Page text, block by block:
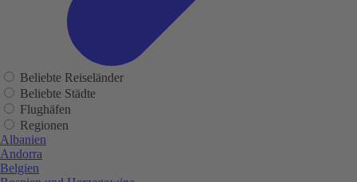
Beliebte Reiseländer
Beliebte Städte
Flughäfen
Regionen
Albanien
Andorra
Belgien